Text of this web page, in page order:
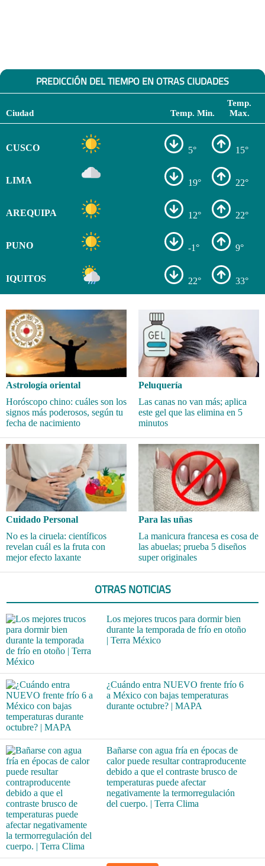
PREDICCIÓN DEL TIEMPO EN OTRAS CIUDADES
Ciudad Temp. Min.
Temp.
Max.
CUSCO 5° 15°
LIMA 19° 22°
AREQUIPA 12° 22°
PUNO -1° 9°
IQUITOS 22° 33°
Astrología oriental
Horóscopo chino: cuáles son los
signos más poderosos, según tu
fecha de nacimiento
Peluquería
Las canas no van más; aplica
este gel que las elimina en 5
minutos
Cuidado Personal
No es la ciruela: científicos
revelan cuál es la fruta con
mejor efecto laxante
Para las uñas
La manicura francesa es cosa de
las abuelas; prueba 5 diseños
super originales
OTRAS NOTICIAS
Los mejores trucos para dormir bien
durante la temporada de frío en otoño
| Terra México
¿Cuándo entra NUEVO frente frío 6
a México con bajas temperaturas
durante octubre? | MAPA
Bañarse con agua fría en épocas de
calor puede resultar contraproducente
debido a que el contraste brusco de
temperaturas puede afectar
negativamente la termorregulación
del cuerpo. | Terra Clima